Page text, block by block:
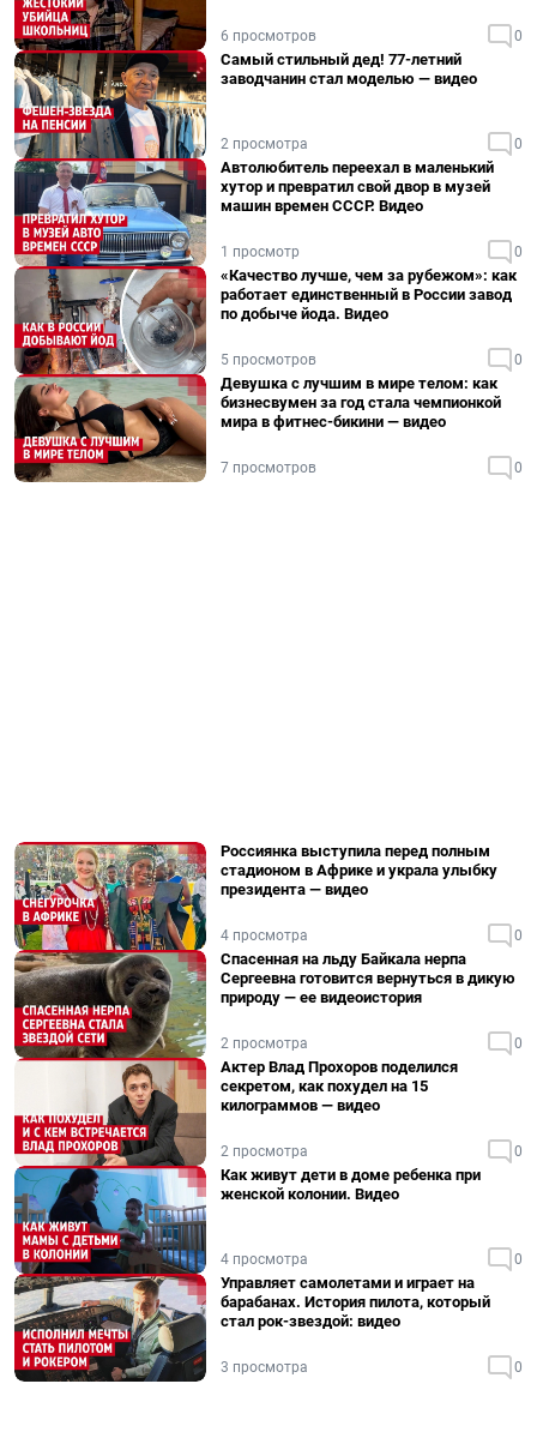
6 просмотров 0
Самый стильный дед! 77-летний
заводчанин стал моделью — видео
2 просмотра 0
Автолюбитель переехал в маленький
хутор и превратил свой двор в музей
машин времен СССР. Видео
1 просмотр 0
«Качество лучше, чем за рубежом»: как
работает единственный в России завод
по добыче йода. Видео
5 просмотров 0
Девушка с лучшим в мире телом: как
бизнесвумен за год стала чемпионкой
мира в фитнес-бикини — видео
7 просмотров 0
Россиянка выступила перед полным
стадионом в Африке и украла улыбку
президента — видео
4 просмотра 0
Спасенная на льду Байкала нерпа
Сергеевна готовится вернуться в дикую
природу — ее видеоистория
2 просмотра 0
Актер Влад Прохоров поделился
секретом, как похудел на 15
килограммов — видео
2 просмотра 0
Как живут дети в доме ребенка при
женской колонии. Видео
4 просмотра 0
Управляет самолетами и играет на
барабанах. История пилота, который
стал рок-звездой: видео
3 просмотра 0